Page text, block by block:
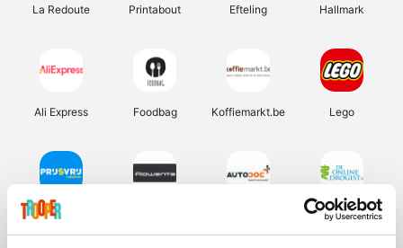
La Redoute Printabout Efteling Hallmark
Ali Express Foodbag Koffiemarkt.be Lego
Prijsvrij De Online Drogist